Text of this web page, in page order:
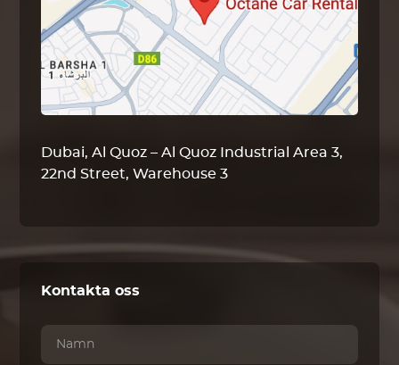
Dubai, Al Quoz – Al Quoz Industrial Area 3,
22nd Street, Warehouse 3
Kontakta oss